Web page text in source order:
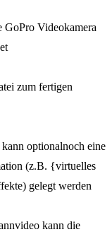
GoPro Videokamera
zum fertigen
optionalnoch eine
(z.B. {virtuelles
gelegt werden
kann die